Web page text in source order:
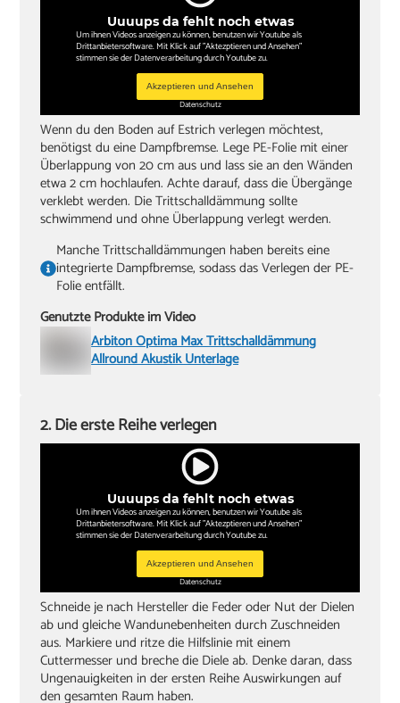
Uuuups da fehlt noch etwas
Um ihnen Videos anzeigen zu können, benutzen wir Youtube als
Drittanbietersoftware. Mit Klick auf "Aktezptieren und Ansehen"
stimmen sie der Datenverarbeitung durch Youtube zu.
Akzeptieren und Ansehen
Datenschutz
Wenn du den Boden auf Estrich verlegen möchtest,
benötigst du eine Dampfbremse. Lege PE-Folie mit einer
Überlappung von 20 cm aus und lass sie an den Wänden
etwa 2 cm hochlaufen. Achte darauf, dass die Übergänge
verklebt werden. Die Trittschalldämmung sollte
schwimmend und ohne Überlappung verlegt werden.
Manche Trittschalldämmungen haben bereits eine
integrierte Dampfbremse, sodass das Verlegen der PE-
Folie entfällt.
Genutzte Produkte im Video
Arbiton Optima Max Trittschalldämmung
Allround Akustik Unterlage
Uuuups da fehlt noch etwas
Um ihnen Videos anzeigen zu können, benutzen wir Youtube als
Drittanbietersoftware. Mit Klick auf "Aktezptieren und Ansehen"
stimmen sie der Datenverarbeitung durch Youtube zu.
Akzeptieren und Ansehen
Datenschutz
2. Die erste Reihe verlegen
Schneide je nach Hersteller die Feder oder Nut der Dielen
ab und gleiche Wandunebenheiten durch Zuschneiden
aus. Markiere und ritze die Hilfslinie mit einem
Cuttermesser und breche die Diele ab. Denke daran, dass
Ungenauigkeiten in der ersten Reihe Auswirkungen auf
den gesamten Raum haben.